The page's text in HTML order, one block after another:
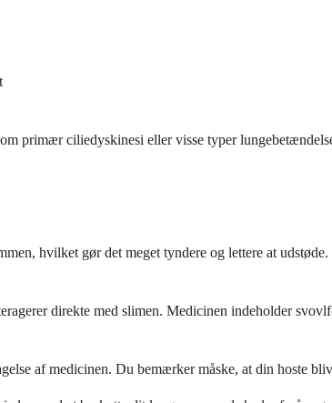
primær ciliedyskinesi eller visse typer
hvilket gør det meget tyndere og lettere at
direkte med slimen. Medicinen indeholder
af medicinen. Du bemærker måske, at din hoste